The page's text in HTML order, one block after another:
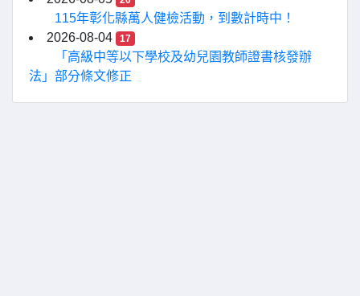
115年彰化縣萬人健檢活動，到數計時中！
2026-08-04
17
「高級中等以下學校及幼兒園教師證書核發辦
法」部分條文修正